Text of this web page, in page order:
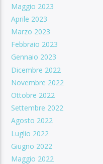
Maggio 2023
Aprile 2023
Marzo 2023
Febbraio 2023
Gennaio 2023
Dicembre 2022
Novembre 2022
Ottobre 2022
Settembre 2022
Agosto 2022
Luglio 2022
Giugno 2022
Maggio 2022